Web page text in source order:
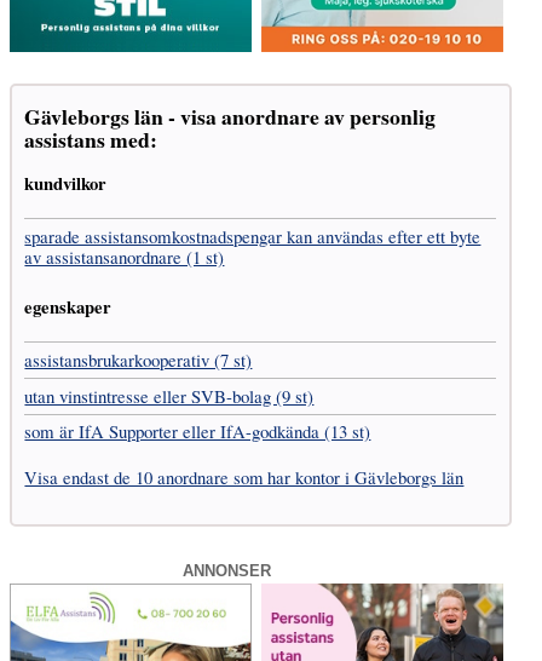
Gävleborgs län - visa anordnare av personlig
assistans med:
kundvilkor
sparade assistans­omkostnads­pengar kan användas efter ett byte
av assistans­anordnare (1 st)
egenskaper
assistans­brukar­kooperativ (7 st)
utan vinst­intresse eller SVB-bolag (9 st)
som är IfA Supporter eller IfA-godkända (13 st)
Visa endast de 10 anordnare som har kontor i Gävleborgs län
ANNONSER